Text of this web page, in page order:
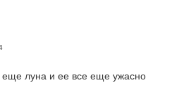
луна и ее все еще ужасно